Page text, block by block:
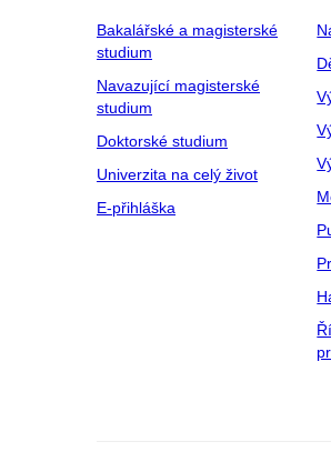
Bakalářské a magisterské
studium
Navazující magisterské
studium
Doktorské studium
Univerzita na celý život
E-přihláška